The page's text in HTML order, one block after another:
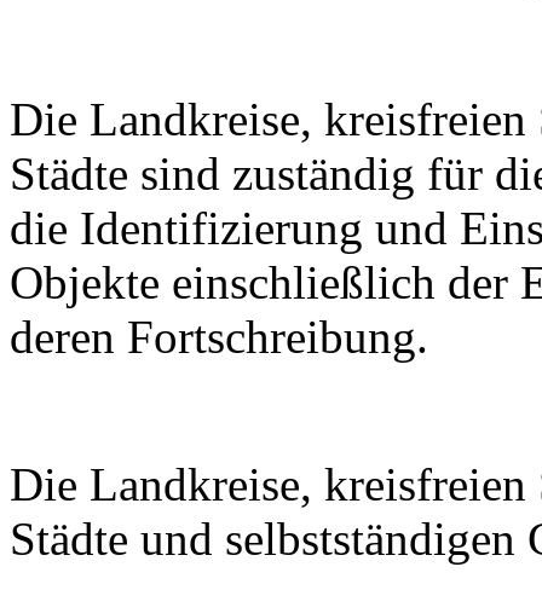
Die Landkreise, kreisfreien
Städte sind zuständig für
die Identifizierung und
Objekte einschließlich der
deren Fortschreibung.
Die Landkreise, kreisfreien
Städte und